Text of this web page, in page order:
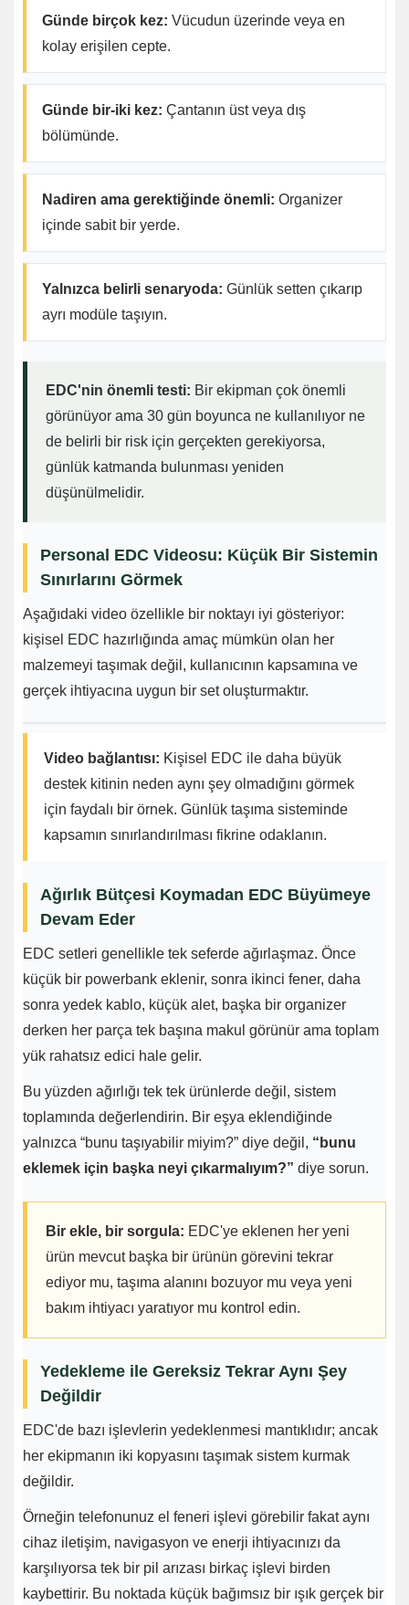
Günde birçok kez: Vücudun üzerinde veya en
kolay erişilen cepte.
Günde bir-iki kez: Çantanın üst veya dış
bölümünde.
Nadiren ama gerektiğinde önemli: Organizer
içinde sabit bir yerde.
Yalnızca belirli senaryoda: Günlük setten çıkarıp
ayrı modüle taşıyın.
EDC'nin önemli testi: Bir ekipman çok önemli
görünüyor ama 30 gün boyunca ne kullanılıyor ne
de belirli bir risk için gerçekten gerekiyorsa,
günlük katmanda bulunması yeniden
düşünülmelidir.
Personal EDC Videosu: Küçük Bir Sistemin
Sınırlarını Görmek
Aşağıdaki video özellikle bir noktayı iyi gösteriyor:
kişisel EDC hazırlığında amaç mümkün olan her
malzemeyi taşımak değil, kullanıcının kapsamına ve
gerçek ihtiyacına uygun bir set oluşturmaktır.
Video bağlantısı: Kişisel EDC ile daha büyük
destek kitinin neden aynı şey olmadığını görmek
için faydalı bir örnek. Günlük taşıma sisteminde
kapsamın sınırlandırılması fikrine odaklanın.
Ağırlık Bütçesi Koymadan EDC Büyümeye
Devam Eder
EDC setleri genellikle tek seferde ağırlaşmaz. Önce
küçük bir powerbank eklenir, sonra ikinci fener, daha
sonra yedek kablo, küçük alet, başka bir organizer
derken her parça tek başına makul görünür ama toplam
yük rahatsız edici hale gelir.
Bu yüzden ağırlığı tek tek ürünlerde değil, sistem
toplamında değerlendirin. Bir eşya eklendiğinde
yalnızca “bunu taşıyabilir miyim?” diye değil, “bunu
eklemek için başka neyi çıkarmalıyım?” diye sorun.
Bir ekle, bir sorgula: EDC'ye eklenen her yeni
ürün mevcut başka bir ürünün görevini tekrar
ediyor mu, taşıma alanını bozuyor mu veya yeni
bakım ihtiyacı yaratıyor mu kontrol edin.
Yedekleme ile Gereksiz Tekrar Aynı Şey
Değildir
EDC'de bazı işlevlerin yedeklenmesi mantıklıdır; ancak
her ekipmanın iki kopyasını taşımak sistem kurmak
değildir.
Örneğin telefonunuz el feneri işlevi görebilir fakat aynı
cihaz iletişim, navigasyon ve enerji ihtiyacınızı da
karşılıyorsa tek bir pil arızası birkaç işlevi birden
kaybettirir. Bu noktada küçük bağımsız bir ışık gerçek bir